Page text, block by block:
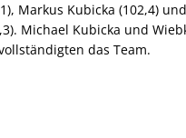
Markus Kubicka (102,4)
Michael Kubicka und
das Team.